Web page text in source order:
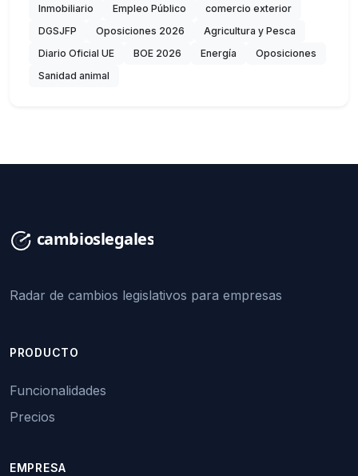
Inmobiliario
Empleo Público
comercio exterior
DGSJFP
Oposiciones 2026
Agricultura y Pesca
Diario Oficial UE
BOE 2026 Energía
Oposiciones
Sanidad animal
Radar de cambios legislativos para empresas
PRODUCTO
Funcionalidades
Precios
EMPRESA